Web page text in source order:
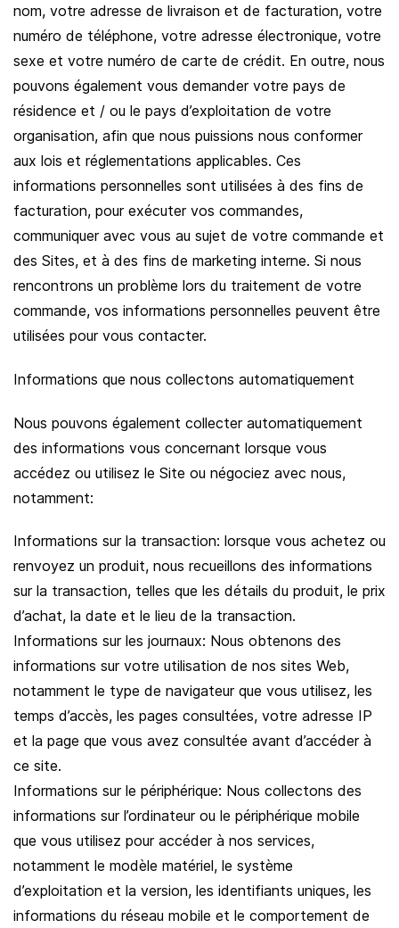
nom, votre adresse de livraison et de facturation, votre
numéro de téléphone, votre adresse électronique, votre
sexe et votre numéro de carte de crédit. En outre, nous
pouvons également vous demander votre pays de
résidence et / ou le pays d’exploitation de votre
organisation, afin que nous puissions nous conformer
aux lois et réglementations applicables. Ces
informations personnelles sont utilisées à des fins de
facturation, pour exécuter vos commandes,
communiquer avec vous au sujet de votre commande et
des Sites, et à des fins de marketing interne. Si nous
rencontrons un problème lors du traitement de votre
commande, vos informations personnelles peuvent être
utilisées pour vous contacter.
Informations que nous collectons automatiquement
Nous pouvons également collecter automatiquement
des informations vous concernant lorsque vous
accédez ou utilisez le Site ou négociez avec nous,
notamment:
Informations sur la transaction: lorsque vous achetez ou
renvoyez un produit, nous recueillons des informations
sur la transaction, telles que les détails du produit, le prix
d’achat, la date et le lieu de la transaction.
Informations sur les journaux: Nous obtenons des
informations sur votre utilisation de nos sites Web,
notamment le type de navigateur que vous utilisez, les
temps d’accès, les pages consultées, votre adresse IP
et la page que vous avez consultée avant d’accéder à
ce site.
Informations sur le périphérique: Nous collectons des
informations sur l’ordinateur ou le périphérique mobile
que vous utilisez pour accéder à nos services,
notamment le modèle matériel, le système
d’exploitation et la version, les identifiants uniques, les
informations du réseau mobile et le comportement de